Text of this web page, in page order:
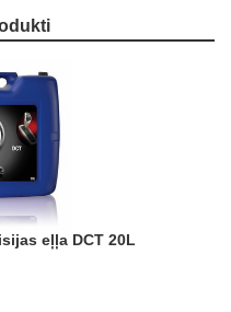
eļļa DCT 20L